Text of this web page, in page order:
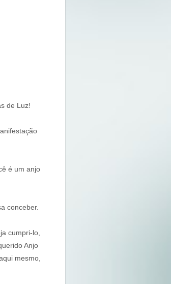
de Luz!
é um anjo
conceber.
cumpri-lo,
Anjo
mesmo,